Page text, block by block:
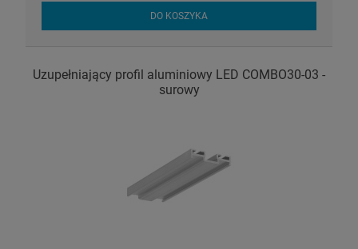
DO KOSZYKA
Uzupełniający profil aluminiowy LED COMBO30-03 -
surowy